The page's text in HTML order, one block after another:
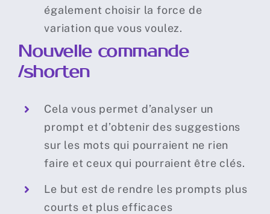
également choisir la force de
variation que vous voulez.
Nouvelle commande
/shorten
Cela vous permet d’analyser un
prompt et d’obtenir des suggestions
sur les mots qui pourraient ne rien
faire et ceux qui pourraient être clés.
Le but est de rendre les prompts plus
courts et plus efficaces